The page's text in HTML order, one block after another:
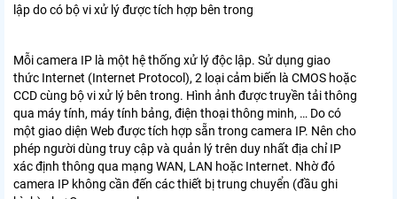
lập do có bộ vi xử lý được tích hợp bên trong
Mỗi camera IP là một hệ thống xử lý độc lập. Sử dụng giao
thức Internet (Internet Protocol), 2 loại cảm biến là CMOS hoặc
CCD cùng bộ vi xử lý bên trong. Hình ảnh được truyền tải thông
qua máy tính, máy tính bảng, điện thoại thông minh, … Do có
một giao diện Web được tích hợp sẵn trong camera IP. Nên cho
phép người dùng truy cập và quản lý trên duy nhất địa chỉ IP
xác định thông qua mạng WAN, LAN hoặc Internet. Nhờ đó
camera IP không cần đến các thiết bị trung chuyển (đầu ghi